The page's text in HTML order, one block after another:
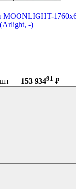
MOONLIGHT-
(Arlight, -)
шт — 153 93491 ₽